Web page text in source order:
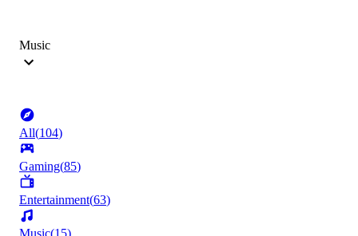
Music
All(104)
Gaming(85)
Entertainment(63)